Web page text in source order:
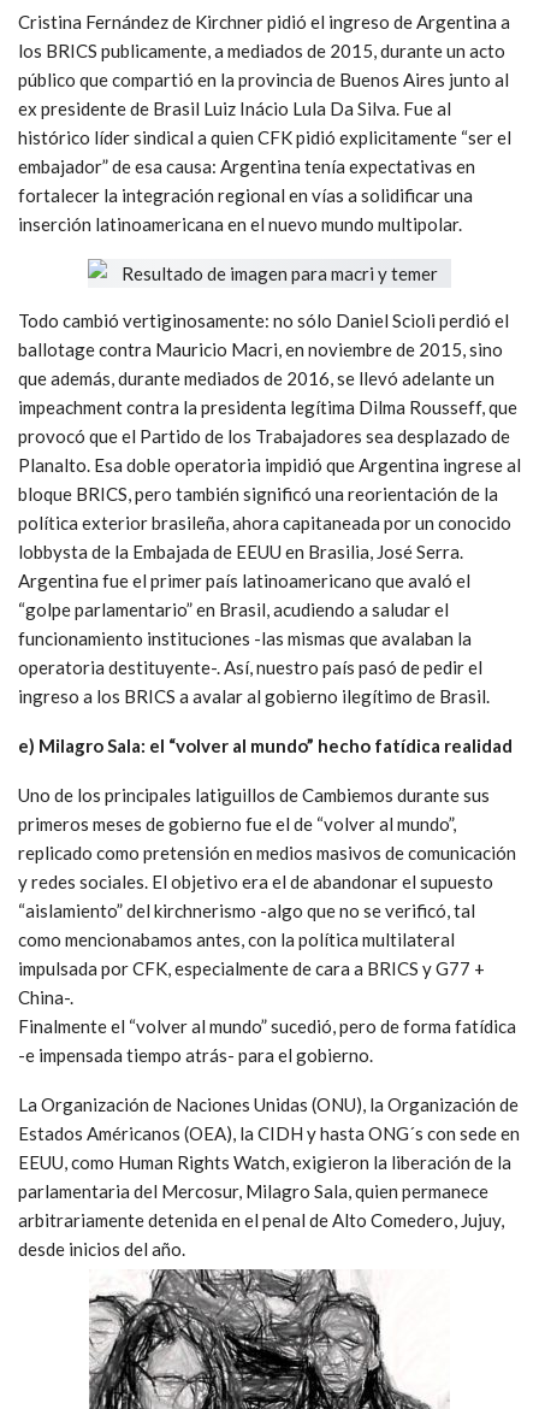
Cristina Fernández de Kirchner pidió el ingreso de Argentina a
los BRICS publicamente, a mediados de 2015, durante un acto
público que compartió en la provincia de Buenos Aires junto al
ex presidente de Brasil Luiz Inácio Lula Da Silva. Fue al
histórico líder sindical a quien CFK pidió explicitamente “ser el
embajador” de esa causa: Argentina tenía expectativas en
fortalecer la integración regional en vías a solidificar una
inserción latinoamericana en el nuevo mundo multipolar.
Todo cambió vertiginosamente: no sólo Daniel Scioli perdió el
ballotage contra Mauricio Macri, en noviembre de 2015, sino
que además, durante mediados de 2016, se llevó adelante un
impeachment contra la presidenta legítima Dilma Rousseff, que
provocó que el Partido de los Trabajadores sea desplazado de
Planalto. Esa doble operatoria impidió que Argentina ingrese al
bloque BRICS, pero también significó una reorientación de la
política exterior brasileña, ahora capitaneada por un conocido
lobbysta de la Embajada de EEUU en Brasilia, José Serra.
Argentina fue el primer país latinoamericano que avaló el
“golpe parlamentario” en Brasil, acudiendo a saludar el
funcionamiento instituciones -las mismas que avalaban la
operatoria destituyente-. Así, nuestro país pasó de pedir el
ingreso a los BRICS a avalar al gobierno ilegítimo de Brasil.
e) Milagro Sala: el “volver al mundo” hecho fatídica realidad
Uno de los principales latiguillos de Cambiemos durante sus
primeros meses de gobierno fue el de “volver al mundo”,
replicado como pretensión en medios masivos de comunicación
y redes sociales. El objetivo era el de abandonar el supuesto
“aislamiento” del kirchnerismo -algo que no se verificó, tal
como mencionabamos antes, con la política multilateral
impulsada por CFK, especialmente de cara a BRICS y G77 +
China-.
Finalmente el “volver al mundo” sucedió, pero de forma fatídica
-e impensada tiempo atrás- para el gobierno.
La Organización de Naciones Unidas (ONU), la Organización de
Estados Américanos (OEA), la CIDH y hasta ONG´s con sede en
EEUU, como Human Rights Watch, exigieron la liberación de la
parlamentaria del Mercosur, Milagro Sala, quien permanece
arbitrariamente detenida en el penal de Alto Comedero, Jujuy,
desde inicios del año.